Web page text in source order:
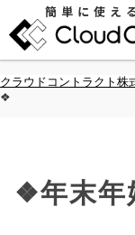
簡単に使え
クラウドコントラクト株
❖
❖年末年